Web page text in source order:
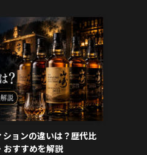
ョンの違いは？歴代比
おすすめを解説